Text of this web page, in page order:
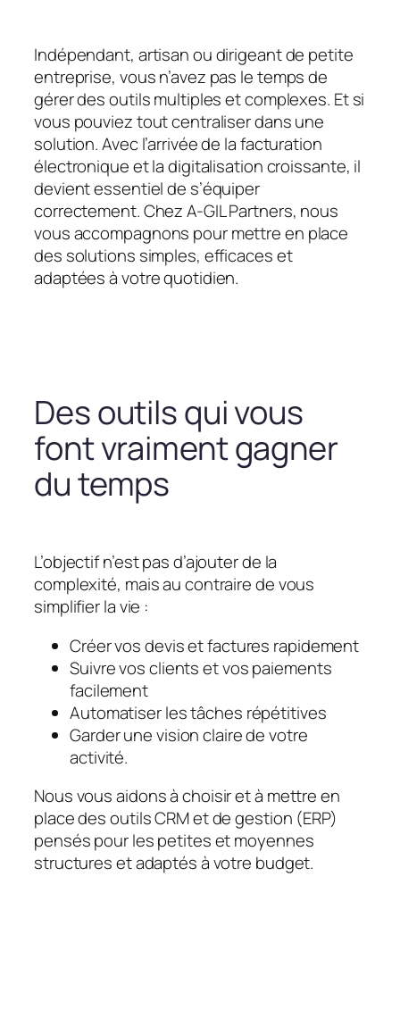
Indépendant, artisan ou dirigeant de petite
entreprise, vous n’avez pas le temps de
gérer des outils multiples et complexes. Et si
vous pouviez tout centraliser dans une
solution. Avec l’arrivée de la facturation
électronique et la digitalisation croissante, il
devient essentiel de s’équiper
correctement. Chez A-GIL Partners, nous
vous accompagnons pour mettre en place
des solutions simples, efficaces et
adaptées à votre quotidien.
Des outils qui vous
font vraiment gagner
du temps
L’objectif n’est pas d’ajouter de la
complexité, mais au contraire de vous
simplifier la vie :
Créer vos devis et factures rapidement
Suivre vos clients et vos paiements
facilement
Automatiser les tâches répétitives
Garder une vision claire de votre
activité.
Nous vous aidons à choisir et à mettre en
place des outils CRM et de gestion (ERP)
pensés pour les petites et moyennes
structures et adaptés à votre budget.